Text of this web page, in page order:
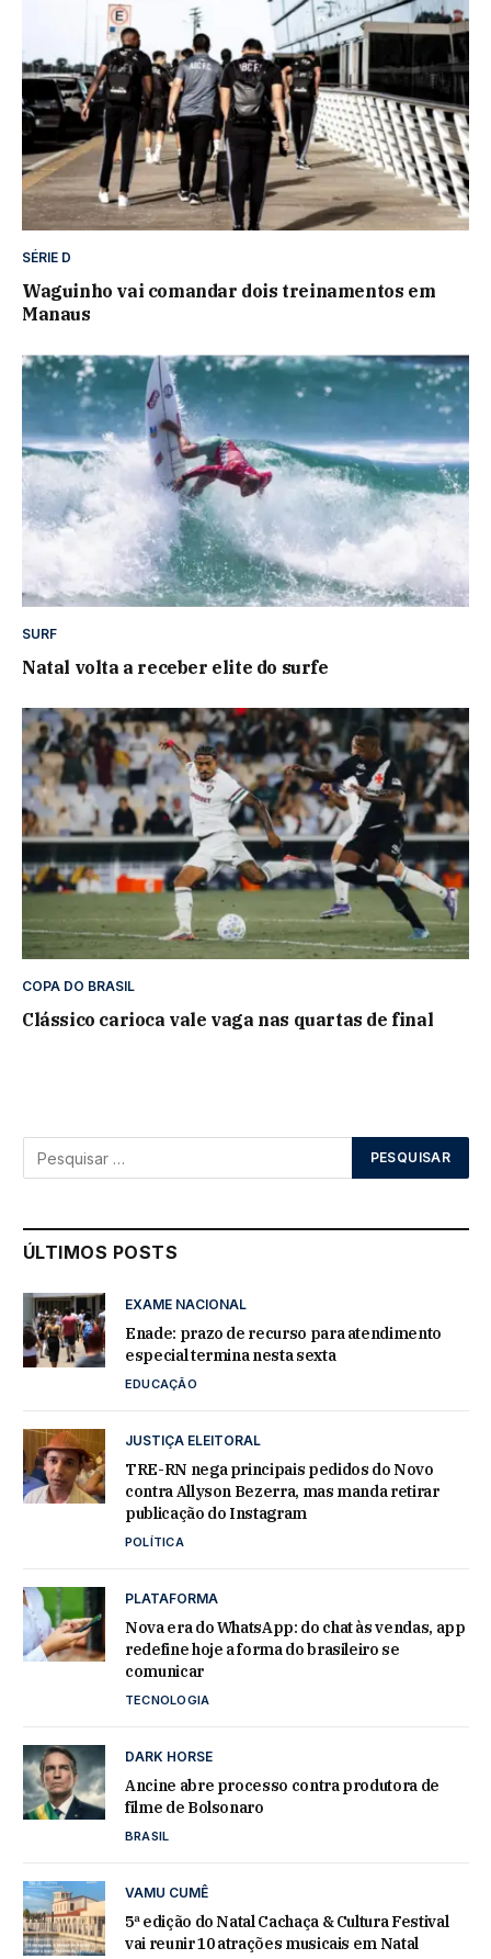
SÉRIE D
Waguinho vai comandar dois treinamentos em
Manaus
SURF
Natal volta a receber elite do surfe
COPA DO BRASIL
Clássico carioca vale vaga nas quartas de final
ÚLTIMOS POSTS
EXAME NACIONAL
Enade: prazo de recurso para atendimento
especial termina nesta sexta
EDUCAÇÃO
JUSTIÇA ELEITORAL
TRE-RN nega principais pedidos do Novo
contra Allyson Bezerra, mas manda retirar
publicação do Instagram
POLÍTICA
PLATAFORMA
Nova era do WhatsApp: do chat às vendas, app
redefine hoje a forma do brasileiro se
comunicar
TECNOLOGIA
DARK HORSE
Ancine abre processo contra produtora de
filme de Bolsonaro
BRASIL
VAMU CUMÊ
5ª edição do Natal Cachaça & Cultura Festival
vai reunir 10 atrações musicais em Natal